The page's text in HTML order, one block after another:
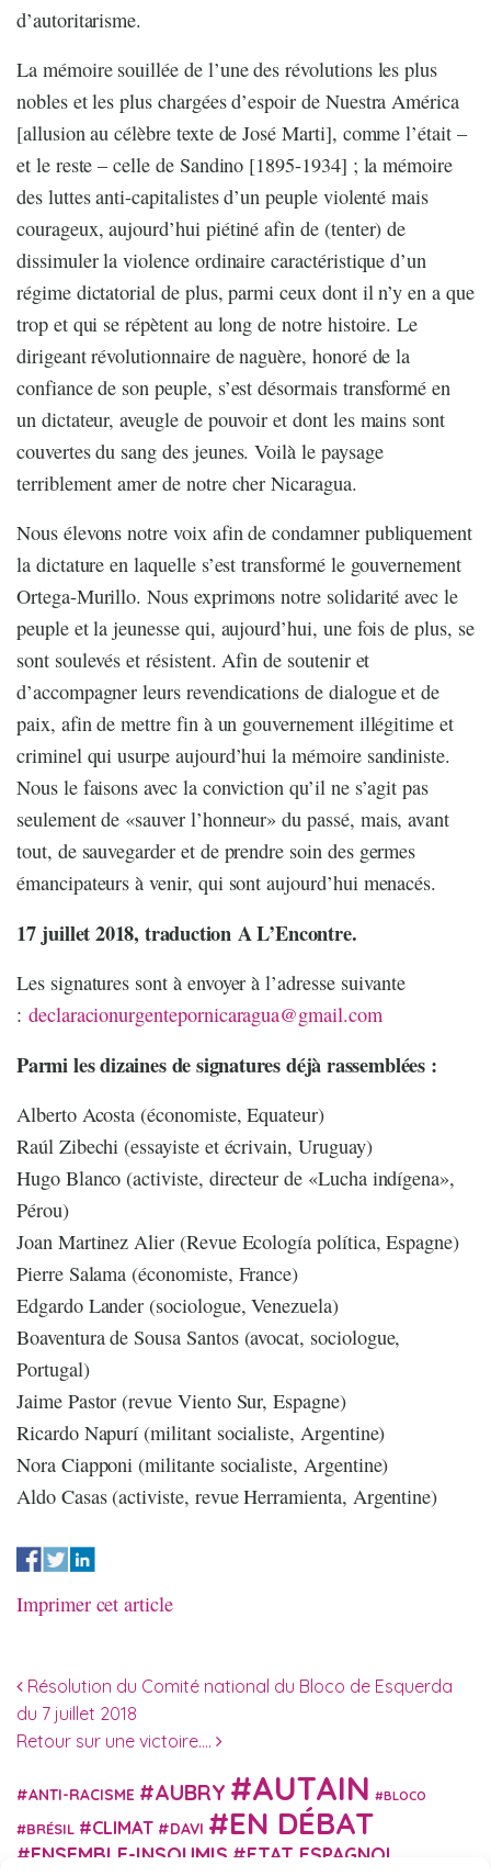
d’autoritarisme.
La mémoire souillée de l’une des révolutions les plus
nobles et les plus chargées d’espoir de Nuestra América
[allusion au célèbre texte de José Marti], comme l’était –
et le reste – celle de Sandino [1895-1934] ; la mémoire
des luttes anti-capitalistes d’un peuple violenté mais
courageux, aujourd’hui piétiné afin de (tenter) de
dissimuler la violence ordinaire caractéristique d’un
régime dictatorial de plus, parmi ceux dont il n’y en a que
trop et qui se répètent au long de notre histoire. Le
dirigeant révolutionnaire de naguère, honoré de la
confiance de son peuple, s’est désormais transformé en
un dictateur, aveugle de pouvoir et dont les mains sont
couvertes du sang des jeunes. Voilà le paysage
terriblement amer de notre cher Nicaragua.
Nous élevons notre voix afin de condamner publiquement
la dictature en laquelle s’est transformé le gouvernement
Ortega-Murillo. Nous exprimons notre solidarité avec le
peuple et la jeunesse qui, aujourd’hui, une fois de plus, se
sont soulevés et résistent. Afin de soutenir et
d’accompagner leurs revendications de dialogue et de
paix, afin de mettre fin à un gouvernement illégitime et
criminel qui usurpe aujourd’hui la mémoire sandiniste.
Nous le faisons avec la conviction qu’il ne s’agit pas
seulement de «sauver l’honneur» du passé, mais, avant
tout, de sauvegarder et de prendre soin des germes
émancipateurs à venir, qui sont aujourd’hui menacés.
17 juillet 2018, traduction A L’Encontre.
Les signatures sont à envoyer à l’adresse suivante
: declaracionurgentepornicaragua@gmail.com
Parmi les dizaines de signatures déjà rassemblées :
Alberto Acosta (économiste, Equateur)
Raúl Zibechi (essayiste et écrivain, Uruguay)
Hugo Blanco (activiste, directeur de «Lucha indígena»,
Pérou)
Joan Martinez Alier (Revue Ecología política, Espagne)
Pierre Salama (économiste, France)
Edgardo Lander (sociologue, Venezuela)
Boaventura de Sousa Santos (avocat, sociologue,
Portugal)
Jaime Pastor (revue Viento Sur, Espagne)
Ricardo Napurí (militant socialiste, Argentine)
Nora Ciapponi (militante socialiste, Argentine)
Aldo Casas (activiste, revue Herramienta, Argentine)
Imprimer cet article
Navigation des articles
Résolution du Comité national du Bloco de Esquerda
du 7 juillet 2018
Retour sur une victoire….
ANTI-RACISME AUBRY AUTAIN BLOCO
BRÉSIL CLIMAT DAVI EN DÉBAT
ENSEMBLE-INSOUMIS ETAT ESPAGNOL